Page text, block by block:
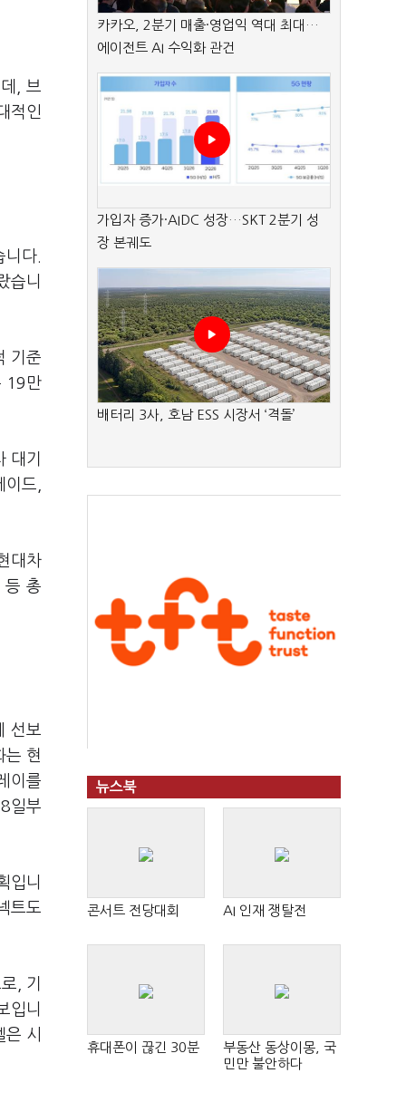
, 브
적인
다.
습니
기준
19만
대기
드,
대차
등 총
선보
는 현
이를
일부
입니
트도
, 기
입니
시
카카오, 2분기 매출·영업익 역대 최대…
에이전트 AI 수익화 관건
가입자 증가·AIDC 성장…SKT 2분기 성
장 본궤도
배터리 3사, 호남 ESS 시장서 ‘격돌’
뉴스북
콘서트 전당대회 AI 인재 쟁탈전
휴대폰이 끊긴 30분
부동산 동상이몽, 국
민만 불안하다